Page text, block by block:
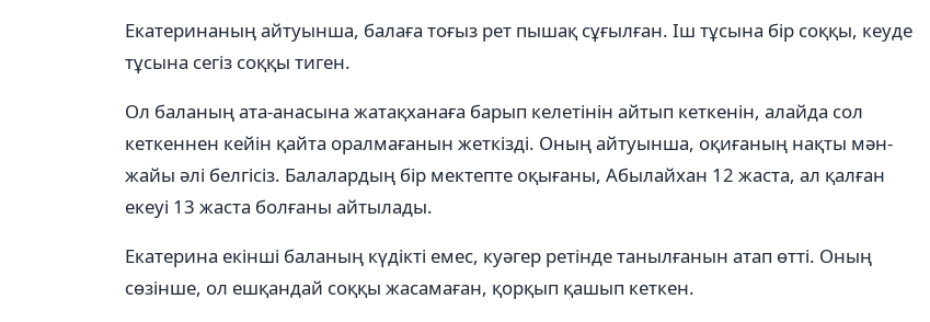
Екатеринаның айтуынша, балаға тоғыз рет пышақ сұғылған. Іш тұсына бір соққы, кеуде
тұсына сегіз соққы тиген.
Ол баланың ата-анасына жатақханаға барып келетінін айтып кеткенін, алайда сол
кеткеннен кейін қайта оралмағанын жеткізді. Оның айтуынша, оқиғаның нақты мән-
жайы әлі белгісіз. Балалардың бір мектепте оқығаны, Абылайхан 12 жаста, ал қалған
екеуі 13 жаста болғаны айтылады.
Екатерина екінші баланың күдікті емес, куәгер ретінде танылғанын атап өтті. Оның
сөзінше, ол ешқандай соққы жасамаған, қорқып қашып кеткен.